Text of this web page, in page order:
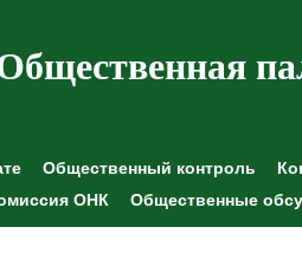
Общественный контроль
ОНК Общественные